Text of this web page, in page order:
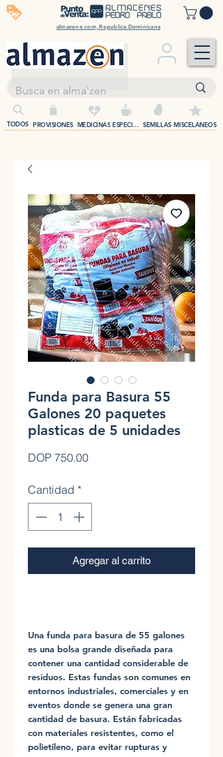
almazene.com, Republica Dominicana
off
+
PROVISIONES MEDICINAS SEMILLAS
ESPECIAS MISCELANEOS
TODOS
Funda para Basura 55
Galones 20 paquetes
plasticas de 5 unidades
DOP 750.00Precio
Cantidad *
Agregar al carrito
Una funda para basura de 55 galones
es una bolsa grande diseñada para
contener una cantidad considerable de
residuos. Estas fundas son comunes en
entornos industriales, comerciales y en
eventos donde se genera una gran
cantidad de basura. Están fabricadas
con materiales resistentes, como el
polietileno, para evitar rupturas y